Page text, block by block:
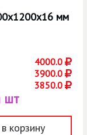
мм
4000.0
3900.0
3850.0
шт
в корзину